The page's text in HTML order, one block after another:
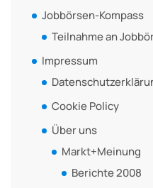
Jobbörsen-Kompass
Teilnahme an
Impressum
Cookie Policy
Über uns
Markt+Meinung
Berichte 2008